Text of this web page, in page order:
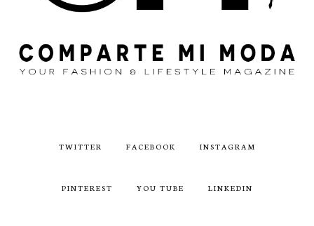
TWITTER FACEBOOK INSTAGRAM
PINTEREST YOU TUBE LINKEDIN